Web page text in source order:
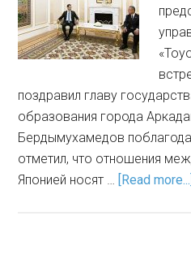
поздравил главу
образования города
Бердымухамедов
отметил, что отношения
Японией носят … [Read more...]